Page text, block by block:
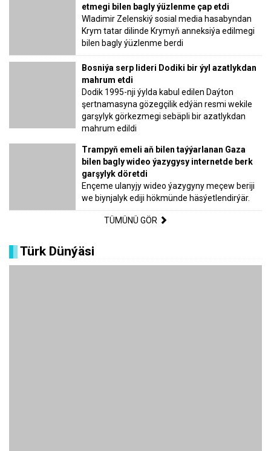
etmegi bilen bagly ýüzlenme çap etdi
Wladimir Zelenskiý sosial media hasabyndan
Krym tatar dilinde Krymyň anneksiýa edilmegi
bilen bagly ýüzlenme berdi
Bosniýa serp lideri Dodiki bir ýyl azatlykdan
mahrum etdi
Dodik 1995-nji ýylda kabul edilen Daýton
şertnamasyna gözegçilik edýän resmi wekile
garşylyk görkezmegi sebäpli bir azatlykdan
mahrum edildi
Trampyň emeli aň bilen taýýarlanan Gaza
bilen bagly wideo ýazygysy internetde berk
garşylyk döretdi
Ençeme ulanyjy wideo ýazygyny meçew beriji
we biynjalyk ediji hökmünde häsýetlendirýär.
TÜMÜNÜ GÖR
Türk Dünýäsi